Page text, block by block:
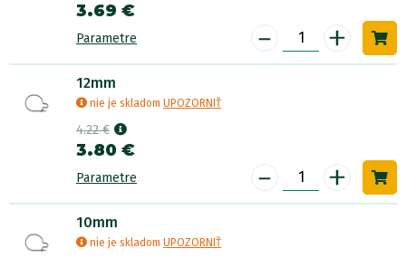
3.69 €
Parametre - +
12mm
nie je skladom UPOZORNIŤ
4.22 €
3.80 €
Parametre - +
10mm
nie je skladom UPOZORNIŤ